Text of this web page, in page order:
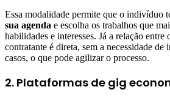
Essa modalidade permite que o indivíduo
sua agenda e escolha os trabalhos que
habilidades e interesses. Já a relação
contratante é direta, sem a necessidade
casos, o que pode agilizar o processo.
2. Plataformas de gig